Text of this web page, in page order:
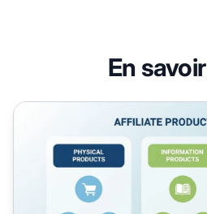
En
Types de produits d'affiliation à